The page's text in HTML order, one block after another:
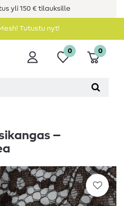
yli 150 € tilauksille
Tutustu nyt!
0 0
–